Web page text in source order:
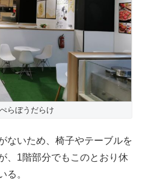
らぼうだらけ
ないため、椅子やテーブルを
、1階部分でもこのとおり休
る。